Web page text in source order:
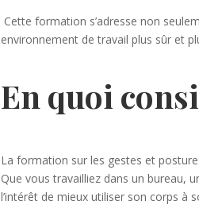
Cette formation s’adresse non
environnement de travail plus sûr et
En quoi
La formation sur les gestes et
Que vous travailliez dans un bureau,
l’intérêt de mieux utiliser son corps à